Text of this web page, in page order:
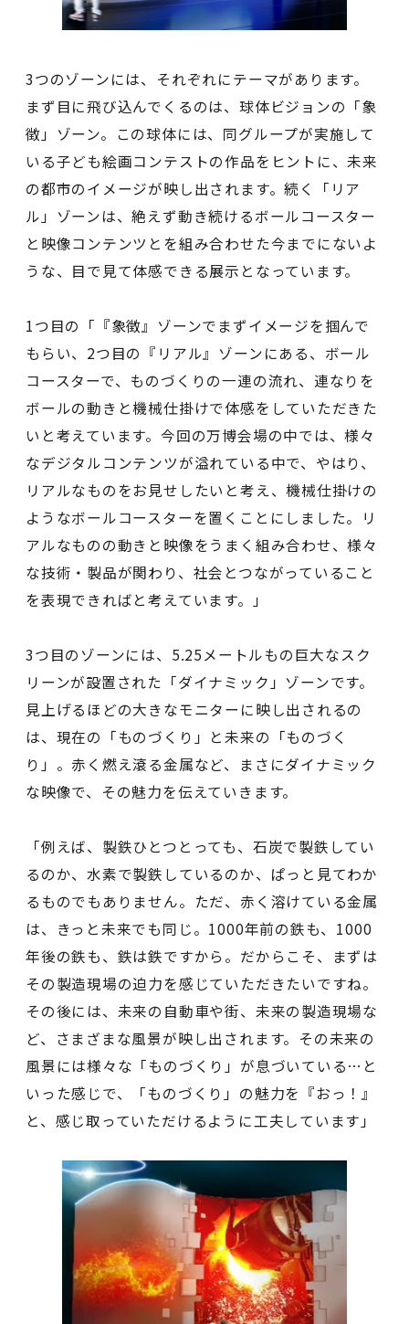
3つのゾーンには、それぞれにテーマがあります。
まず目に飛び込んでくるのは、球体ビジョンの「象
徴」ゾーン。この球体には、同グループが実施して
いる子ども絵画コンテストの作品をヒントに、未来
の都市のイメージが映し出されます。続く「リア
ル」ゾーンは、絶えず動き続けるボールコースター
と映像コンテンツとを組み合わせた今までにないよ
うな、目で見て体感できる展示となっています。
1つ目の「『象徴』ゾーンでまずイメージを掴んで
もらい、2つ目の『リアル』ゾーンにある、ボール
コースターで、ものづくりの一連の流れ、連なりを
ボールの動きと機械仕掛けで体感をしていただきた
いと考えています。今回の万博会場の中では、様々
なデジタルコンテンツが溢れている中で、やはり、
リアルなものをお見せしたいと考え、機械仕掛けの
ようなボールコースターを置くことにしました。リ
アルなものの動きと映像をうまく組み合わせ、様々
な技術・製品が関わり、社会とつながっていること
を表現できればと考えています。」
3つ目のゾーンには、5.25メートルもの巨大なスク
リーンが設置された「ダイナミック」ゾーンです。
見上げるほどの大きなモニターに映し出されるの
は、現在の「ものづくり」と未来の「ものづく
り」。赤く燃え滾る金属など、まさにダイナミック
な映像で、その魅力を伝えていきます。
「例えば、製鉄ひとつとっても、石炭で製鉄してい
るのか、水素で製鉄しているのか、ぱっと見てわか
るものでもありません。ただ、赤く溶けている金属
は、きっと未来でも同じ。1000年前の鉄も、1000
年後の鉄も、鉄は鉄ですから。だからこそ、まずは
その製造現場の迫力を感じていただきたいですね。
その後には、未来の自動車や街、未来の製造現場な
ど、さまざまな風景が映し出されます。その未来の
風景には様々な「ものづくり」が息づいている…と
いった感じで、「ものづくり」の魅力を『おっ！』
と、感じ取っていただけるように工夫しています」